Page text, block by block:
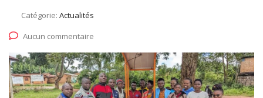
Catégorie: Actualités
Aucun commentaire